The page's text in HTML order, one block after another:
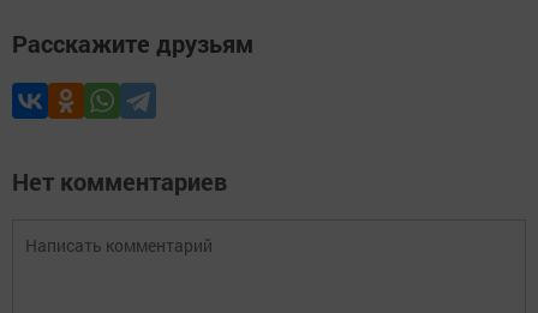
Расскажите друзьям
Нет комментариев